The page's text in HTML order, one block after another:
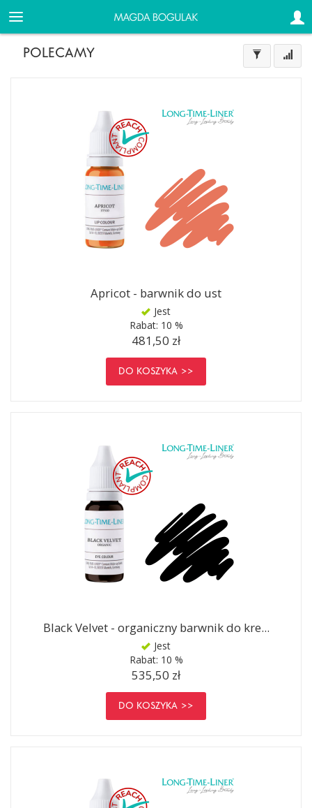
POLECAMY
Apricot - barwnik do ust
Jest
Rabat: 10 %
481,50 zł
DO KOSZYKA
Black Velvet - organiczny barwnik do kre...
Jest
Rabat: 10 %
535,50 zł
DO KOSZYKA